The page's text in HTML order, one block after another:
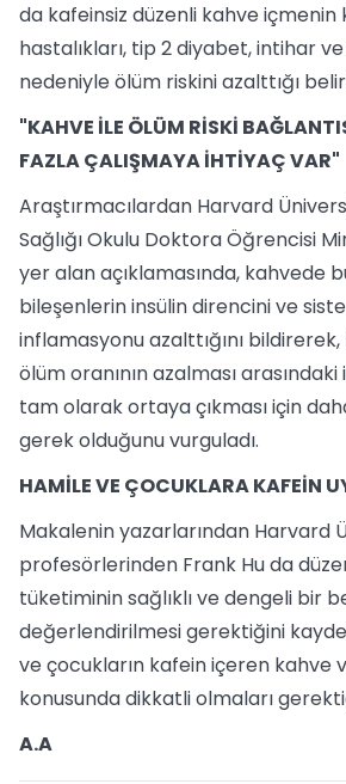
da kafeinsiz düzenli kahve
hastalıkları, tip 2 diyabet, intihar
nedeniyle ölüm riskini azalttığı
"KAHVE İLE ÖLÜM RİSKİ
FAZLA ÇALIŞMAYA İHTİYAÇ VAR"
Araştırmacılardan Harvard
Sağlığı Okulu Doktora Öğrencisi
yer alan açıklamasında, kahvede
bileşenlerin insülin direncini ve
inflamasyonu azalttığını
ölüm oranının azalması
tam olarak ortaya çıkması için
gerek olduğunu vurguladı.
HAMİLE VE ÇOCUKLARA KAFEİN
Makalenin yazarlarından Harvard
profesörlerinden Frank Hu da
tüketiminin sağlıklı ve dengeli bir
değerlendirilmesi gerektiğini
ve çocukların kafein içeren kahve
konusunda dikkatli olmaları
A.A